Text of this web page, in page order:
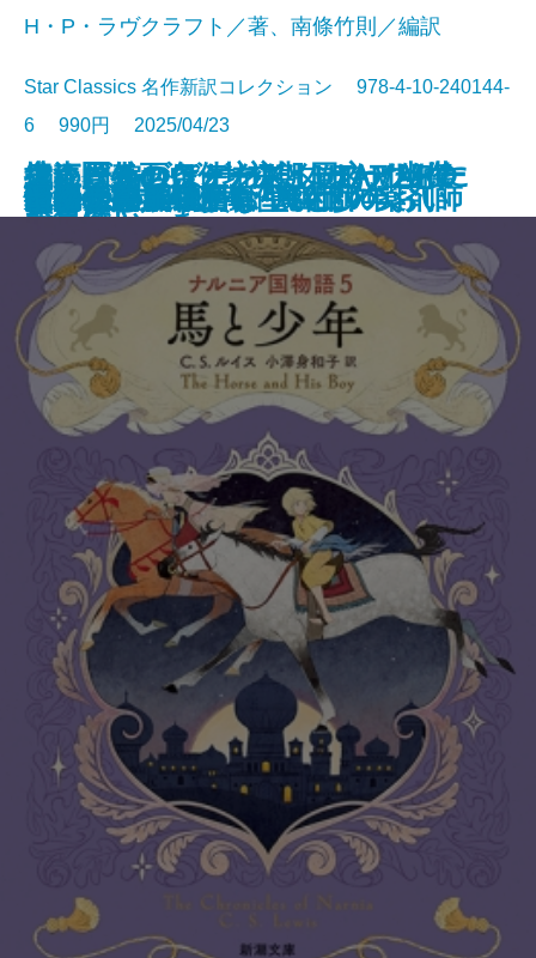
ナルニア国物語6 魔術師のおい
ゆるやかに生贄は
町内会死者蘇生事件
荒地の家族
鬼にきんつば─坊主と同心、幽世
しらべ─
大江戸春画ウォーズ UTAMARO
伝
編めば編むほどわたしはわたしに
なっていった
捜査圏外の条件─初期ミステリ傑
作集(三)─
夏日狂想
チャールズ・デクスター・ウォー
ド事件
H・P・ラヴクラフト／著、南條竹則／編訳
Star Classics 名作新訳コレクション 978-4-10-240144-
6 990円 2025/04/23
文庫電子書籍あり
ナルニア国物語5 馬と少年
罪の水際
あやかしの仇討ち 幽世の薬剤師
街とその不確かな壁〔上〕
街とその不確かな壁〔下〕
天路の旅人〔上〕
天路の旅人〔下〕
怪物
田沼と蔦重
ヤクザの子